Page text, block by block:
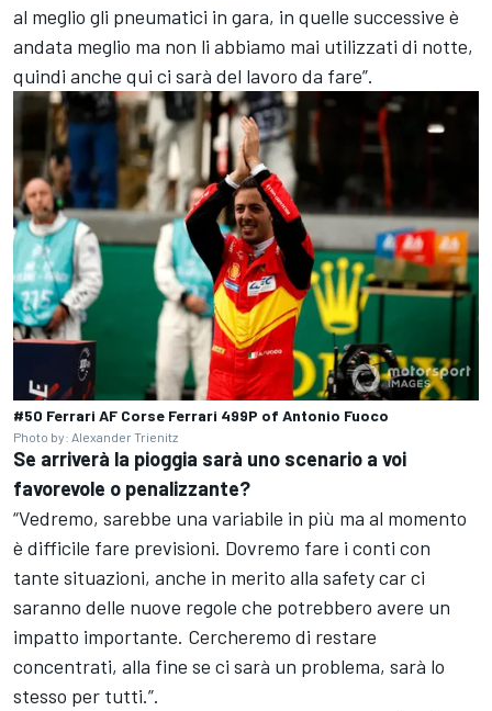
al meglio gli pneumatici in gara, in quelle successive è
andata meglio ma non li abbiamo mai utilizzati di notte,
quindi anche qui ci sarà del lavoro da fare”.
#50 Ferrari AF Corse Ferrari 499P of Antonio Fuoco
Photo by: Alexander Trienitz
Se arriverà la pioggia sarà uno scenario a voi
favorevole o penalizzante?
“Vedremo, sarebbe una variabile in più ma al momento
è difficile fare previsioni. Dovremo fare i conti con
tante situazioni, anche in merito alla safety car ci
saranno delle nuove regole che potrebbero avere un
impatto importante. Cercheremo di restare
concentrati, alla fine se ci sarà un problema, sarà lo
stesso per tutti.”.